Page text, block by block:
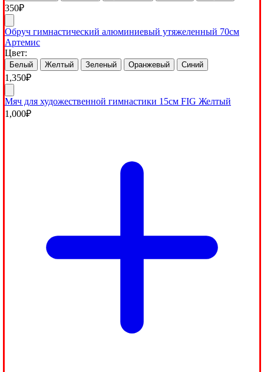
350₽
Обруч гимнастический алюминиевый утяжеленный 70см
Артемис
Цвет:
Белый Желтый Зеленый Оранжевый Синий
1,350₽
Мяч для художественной гимнастики 15см FIG Желтый
1,000₽